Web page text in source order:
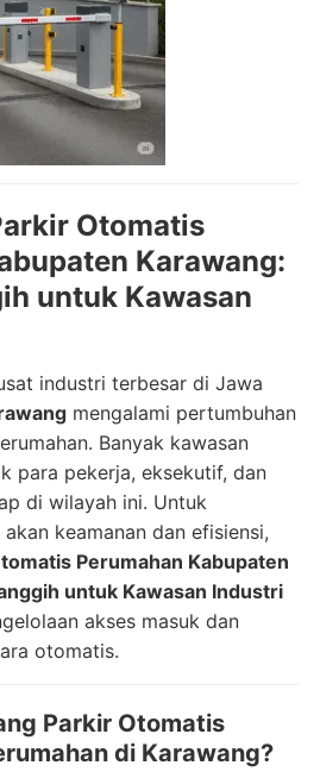
Otomatis
Karawang:
untuk Kawasan
industri terbesar di Jawa
mengalami pertumbuhan
Banyak kawasan
para pekerja, eksekutif, dan
di wilayah ini. Untuk
keamanan dan efisiensi,
Perumahan Kabupaten
untuk Kawasan Industri
akses masuk dan
otomatis.
Parkir Otomatis
di Karawang?